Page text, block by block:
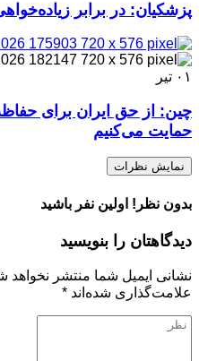
پزشکیان: در برابر
۰۱ تیر
چین: از حق ایران برای
حمایت می‌کنیم
نمایش نظرات
بدون نظر! اولین نفر باشید
دیدگاهتان را بنویسید
نشانی ایمیل شما منتشر نخواهد
علامت‌گذاری شده‌اند *